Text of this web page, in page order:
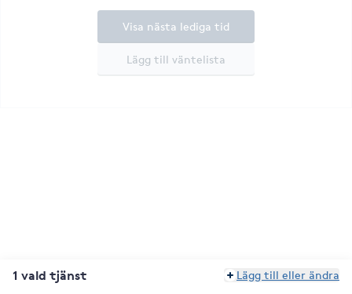
Lägg till väntelista
Visa nästa lediga tid
1 vald tjänst Lägg till eller ändra